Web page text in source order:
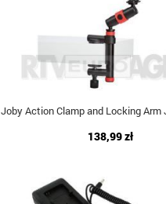
Joby Action Clamp and Locking Arm
138,99 zł